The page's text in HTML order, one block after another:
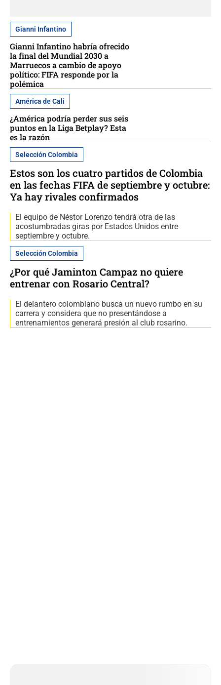
Gianni Infantino
Gianni Infantino habría ofrecido
la final del Mundial 2030 a
Marruecos a cambio de apoyo
político: FIFA responde por la
polémica
América de Cali
¿América podría perder sus seis
puntos en la Liga Betplay? Esta
es la razón
Selección Colombia
Estos son los cuatro partidos de Colombia
en las fechas FIFA de septiembre y octubre:
Ya hay rivales confirmados
El equipo de Néstor Lorenzo tendrá otra de las
acostumbradas giras por Estados Unidos entre
septiembre y octubre.
Selección Colombia
¿Por qué Jaminton Campaz no quiere
entrenar con Rosario Central?
El delantero colombiano busca un nuevo rumbo en su
carrera y considera que no presentándose a
entrenamientos generará presión al club rosarino.